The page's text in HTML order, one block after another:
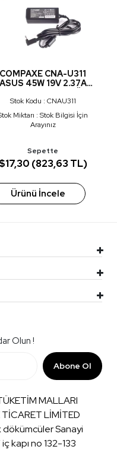
COMPAXE CNA-U311
ASUS 45W 19V 2.37A
Stok Kodu : CNAU311
Miktarı : Stok Bilgisi İçin
Arayınız
Sepette
$17,30 (823,63 TL)
Ürünü İncele
Olun !
Abone Ol
MALLARI
TİCARET LİMİTED
dökümcüler Sanayi
kapı no 132-133